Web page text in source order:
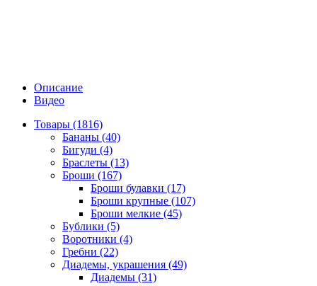
Описание
Видео
Товары (1816)
Бананы (40)
Бигуди (4)
Браслеты (13)
Броши (167)
Броши булавки (17)
Броши крупные (107)
Броши мелкие (45)
Бублики (5)
Воротники (4)
Гребни (22)
Диадемы, украшения (49)
Диадемы (31)